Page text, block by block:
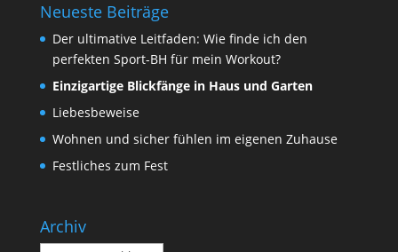
Neueste Beiträge
Der ultimative Leitfaden: Wie finde ich den
perfekten Sport-BH für mein Workout?
Einzigartige Blickfänge in Haus und Garten
Liebesbeweise
Wohnen und sicher fühlen im eigenen Zuhause
Festliches zum Fest
Archiv